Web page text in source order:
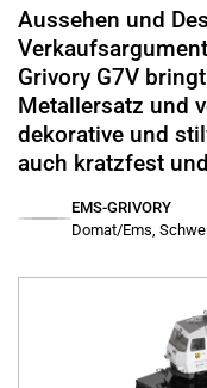
Aussehen und
Grivory G7V
Metallersatz und
dekorative und
auch kratzfest
EMS-GRIVORY
Domat/Ems,